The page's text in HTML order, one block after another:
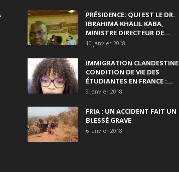
PRÉSIDENCE: QUI EST LE DR.
IBRAHIMA KHALIL KABA,
MINISTRE DIRECTEUR DE...
10 janvier 2018
IMMIGRATION CLANDESTINE
CONDITION DE VIE DES
ÉTUDIANTES EN FRANCE :...
9 janvier 2018
FRIA : UN ACCIDENT FAIT UN
BLESSÉ GRAVE
6 janvier 2018